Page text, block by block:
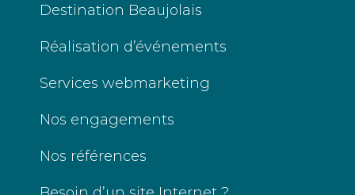
Destination Beaujolais
Réalisation d’événements
Services webmarketing
Nos engagements
Nos références